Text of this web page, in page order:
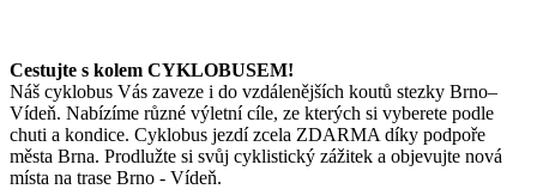
Cestujte s kolem CYKLOBUSEM!
Náš cyklobus Vás zaveze i do vzdálenějších koutů stezky Brno–
Vídeň. Nabízíme různé výletní cíle, ze kterých si vyberete podle
chuti a kondice. Cyklobus jezdí zcela ZDARMA díky podpoře
města Brna. Prodlužte si svůj cyklistický zážitek a objevujte nová
místa na trase Brno - Vídeň.